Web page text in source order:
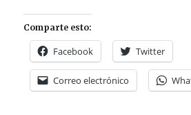
Comparte esto:
Facebook Twitter
Correo electrónico